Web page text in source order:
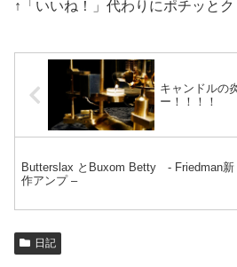
↑「いいね！」代わりにポチッと
キャンドルの
ー！！！！
Butterslax とBuxom Betty - Friedman新
作アンプ –
日記